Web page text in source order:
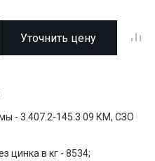
Уточнить цену
- 3.407.2-145.3 09 КМ, СЗО
цинка в кг - 8534;